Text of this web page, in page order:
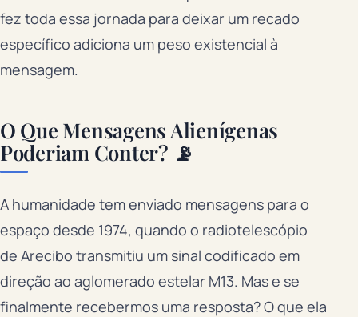
fez toda essa jornada para deixar um recado
específico adiciona um peso existencial à
mensagem.
O Que Mensagens Alienígenas
Poderiam Conter? 📡
A humanidade tem enviado mensagens para o
espaço desde 1974, quando o radiotelescópio
de Arecibo transmitiu um sinal codificado em
direção ao aglomerado estelar M13. Mas e se
finalmente recebermos uma resposta? O que ela